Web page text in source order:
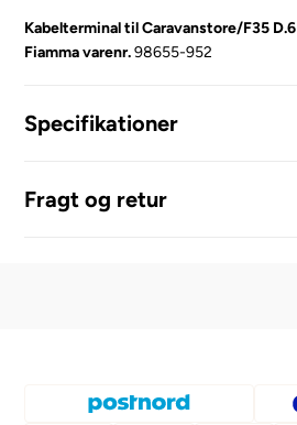
Kabelterminal til Caravanstore/F35 D.6
Fiamma varenr.98655-952
Specifikationer
Fragt og retur